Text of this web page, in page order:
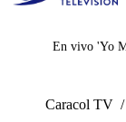
Juegos
En vivo 'Yo
Caracol TV /